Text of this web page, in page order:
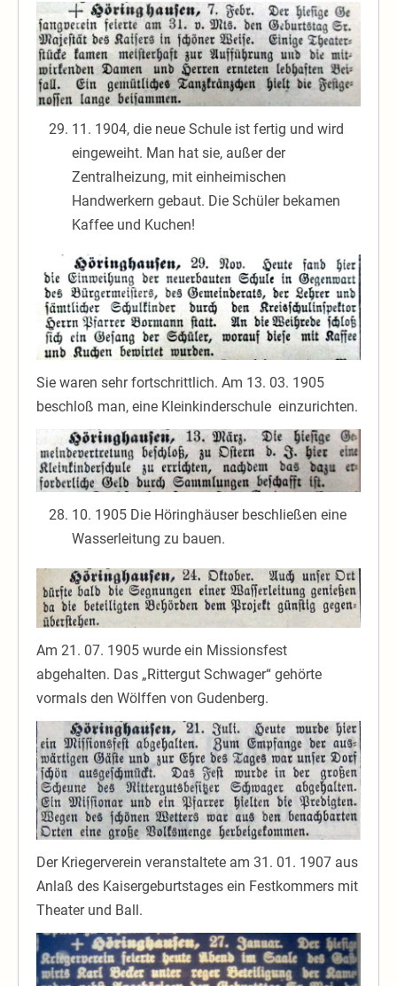
11. 1904, die neue Schule ist fertig und wird
eingeweiht. Man hat sie, außer der
Zentralheizung, mit einheimischen
Handwerkern gebaut. Die Schüler bekamen
Kaffee und Kuchen!
Sie waren sehr fortschrittlich. Am 13. 03. 1905
beschloß man, eine Kleinkinderschule einzurichten.
10. 1905 Die Höringhäuser beschließen eine
Wasserleitung zu bauen.
Am 21. 07. 1905 wurde ein Missionsfest
abgehalten. Das „Rittergut Schwager“ gehörte
vormals den Wölffen von Gudenberg.
Der Kriegerverein veranstaltete am 31. 01. 1907 aus
Anlaß des Kaisergeburtstages ein Festkommers mit
Theater und Ball.